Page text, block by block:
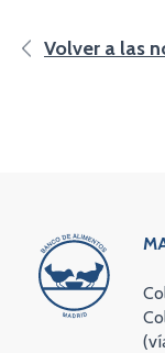
Volver a las